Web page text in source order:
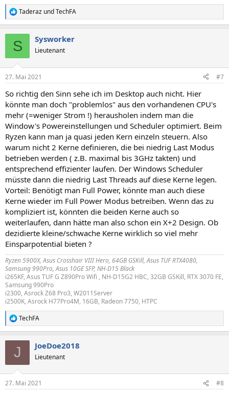
R
e
e
:
Taderaz undTechFA
S Sysworker
Lieutenant
27. Mai 2021 #7
So richtig den Sinn sehe ich im Desktop auch nicht. Hier
könnte man doch "problemlos" aus den vorhandenen CPU's
mehr (=weniger Strom !) herausholen indem man die
Window's Powereinstellungen und Scheduler optimiert. Beim
Ryzen kann man ja quasi jeden Kern einzeln steuern. Also
warum nicht 2 Kerne definieren, die bei niedrig Last Modus
betrieben werden ( z.B. maximal bis 3GHz takten) und
entsprechend effizienter laufen. Der Windows Scheduler
müsste dann die niedrig Last Threads auf diese Kerne legen.
Vorteil: Benötigt man Full Power, könnte man auch diese
Kerne wieder im Full Power Modus betreiben. Wenn das zu
kompliziert ist, könnten die beiden Kerne auch so
weiterlaufen, dann hätte man also schon ein X+2 Design. Ob
dezidierte kleine/schwache Kerne wirklich so viel mehr
Einsparpotential bieten ?
Ryzen 5900X, Asus Crosshair VIII Hero, 64GB GSKill, Asus TUF RTX4080,
Samsung 990Pro, Asus 10GE SFP, NH-D15 Black
i265KF, Asus TUF G Z890Pro Wifi , NH-D15G2 HBC, 32GB GSKill, RTX 3070 FE,
Samsung 990Pro
i2300, Asrock Z68 Pro3, W2011Server
i2500K, Asrock H77Pro4M, 16GB, Radeon 7750, HTPC
R
e
e
TechFA
J JoeDoe2018
Lieutenant
27. Mai 2021 #8